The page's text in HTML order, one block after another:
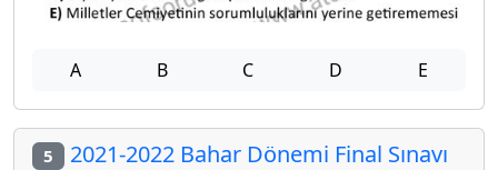
A B C D E
5 2021-2022 Bahar Dönemi Final Sınavı